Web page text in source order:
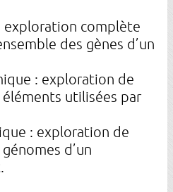
exploration complète
des gènes d’un
: exploration de
éléments utilisées par
: exploration de
d’un